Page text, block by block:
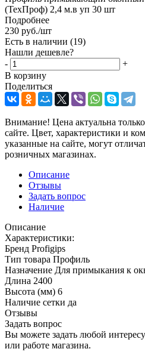
(ТехПроф) 2,4 м.в уп 30 шт
Подробнее
230 руб./шт
Есть в наличии (19)
Нашли дешевле?
-
+
В корзину
Поделиться
Внимание! Цена актуальна
сайте. Цвет, характеристики и
указанные на сайте, могут
розничных магазинах.
Описание
Отзывы
Задать вопрос
Наличие
Описание
Характеристики:
Бренд Profigips
Тип товара Профиль
Назначение Для примыкания к
Длина 2400
Высота (мм) 6
Наличие сетки да
Отзывы
Задать вопрос
Вы можете задать любой
или работе магазина.